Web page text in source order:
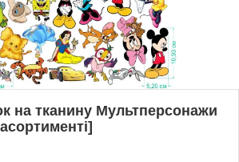
на тканину Мультперсонажи